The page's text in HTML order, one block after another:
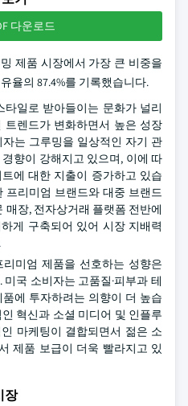
다운로드
제품 시장에서 가장 큰 비중을
율의 87.4%를 기록했습니다.
일로 받아들이는 문화가 널리
렌드가 변화하면서 높은 성장
는 그루밍을 일상적인 자기 관
향이 강해지고 있으며, 이에 따
에 대한 지출이 증가하고 있습
프리미엄 브랜드와 대중 브랜드
매장, 전자상거래 플랫폼 전반에
게 구축되어 있어 시장 지배력
미엄 제품을 선호하는 성향은
국 소비자는 고품질·피부과 테
에 투자하려는 의향이 더 높습
혁신과 소셜 미디어 및 인플루
마케팅이 결합되면서 젊은 소
제품 보급이 더욱 빨라지고 있
장